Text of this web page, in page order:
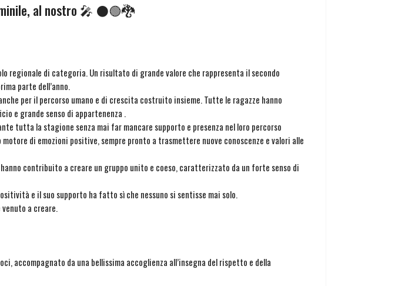
al nostro 🎤 ⚫🟢🐉
di categoria. Un risultato di grande valore che rappresenta il secondo
parte dell’anno.
per il percorso umano e di crescita costruito insieme. Tutte le ragazze hanno
e grande senso di appartenenza .
tutta la stagione senza mai far mancare supporto e presenza nel loro percorso
di emozioni positive, sempre pronto a trasmettere nuove conoscenze e valori alle
contribuito a creare un gruppo unito e coeso, caratterizzato da un forte senso di
e il suo supporto ha fatto sì che nessuno si sentisse mai solo.
a creare.
accompagnato da una bellissima accoglienza all’insegna del rispetto e della